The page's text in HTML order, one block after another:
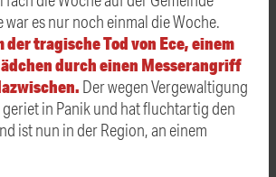
war es nur noch einmal die Woche.
der tragische Tod von Ece, einem
durch einen Messerangriff
Der wegen Vergewaltigung
in Panik und hat fluchtartig den
ist nun in der Region, an einem